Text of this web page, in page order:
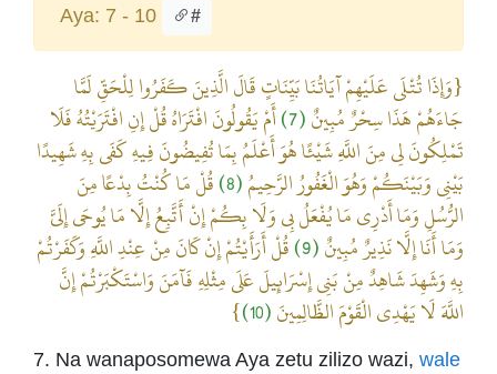
Aya: 7 - 10 #
{وَإِذَا تُتْلَى عَلَيْهِمْ آيَاتُنَا بَيِّنَاتٍ قَالَ الَّذِينَ كَفَرُوا لِلْحَقِّ لَمَّا
جَاءَهُمْ هَذَا سِحْرٌ مُبِينٌ(7) أَمْ يَقُولُونَ افْتَرَاهُ قُلْ إِنِ افْتَرَيْتُهُ فَلَا
تَمْلِكُونَ لِي مِنَ اللَّهِ شَيْئًا هُوَ أَعْلَمُ بِمَا تُفِيضُونَ فِيهِ كَفَى بِهِ شَهِيدًا
بَيْنِي وَبَيْنَكُمْ وَهُوَ الْغَفُورُ الرَّحِيمُ(8) قُلْ مَا كُنْتُ بِدْعًا مِنَ
الرُّسُلِ وَمَا أَدْرِي مَا يُفْعَلُ بِي وَلَا بِكُمْ إِنْ أَتَّبِعُ إِلَّا مَا يُوحَى إِلَيَّ
وَمَا أَنَا إِلَّا نَذِيرٌ مُبِينٌ(9)
قُلْ أَرَأَيْتُمْ إِنْ كَانَ مِنْ عِنْدِ اللَّهِ وَكَفَرْتُمْ
بِهِ وَشَهِدَ شَاهِدٌ مِنْ بَنِي إِسْرَائِيلَ عَلَى مِثْلِهِ فَآمَنَ وَاسْتَكْبَرْتُمْ إِنَّ
اللَّهَ لَا يَهْدِي الْقَوْمَ الظَّالِمِينَ(10)
}
7. Na wanaposomewa Aya zetu zilizo wazi, wale